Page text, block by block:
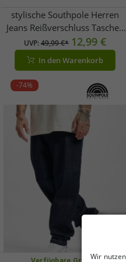
stylische Southpole Herren
Jeans Reißverschluss Taschen
mit Baumwolle Schwarz
UVP:49,99 €* 12,99 €
In den Warenkorb
-74%
Wir